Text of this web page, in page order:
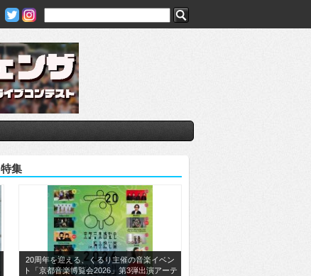
特集
20周年を迎える、くるり主催の音楽イベン
ト「京都音楽博覧会2026」第3弾出演アーテ